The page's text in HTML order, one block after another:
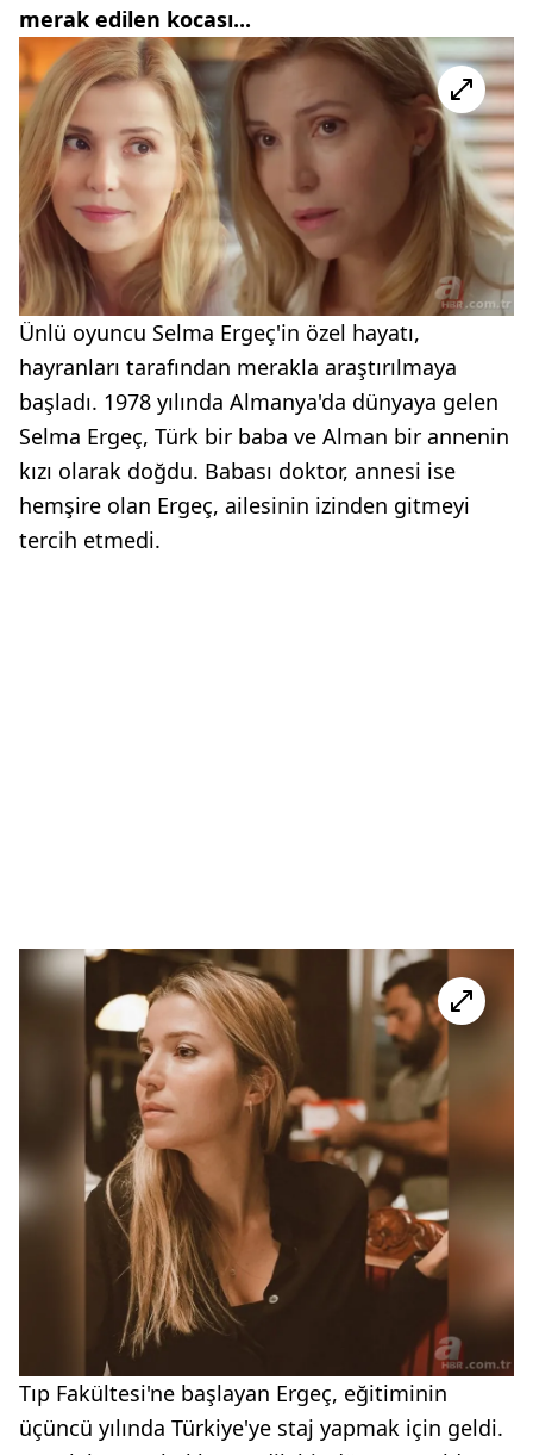
merak edilen kocası...
Ünlü oyuncu Selma Ergeç'in özel hayatı,
hayranları tarafından merakla araştırılmaya
başladı. 1978 yılında Almanya'da dünyaya gelen
Selma Ergeç, Türk bir baba ve Alman bir annenin
kızı olarak doğdu. Babası doktor, annesi ise
hemşire olan Ergeç, ailesinin izinden gitmeyi
tercih etmedi.
Tıp Fakültesi'ne başlayan Ergeç, eğitiminin
üçüncü yılında Türkiye'ye staj yapmak için geldi.